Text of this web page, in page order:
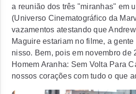
a reunião dos três "miranhas" em
(Universo Cinematográfico da
vazamentos atestando que
Maguire estariam no filme, a
nisso. Bem, pois em novembro de
Homem Aranha: Sem Volta Para
nossos corações com tudo o que